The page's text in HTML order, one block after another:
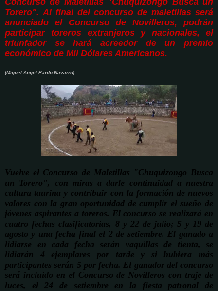
Concurso de Maletillas "Chuquizongo Busca un
Torero". Al final del concurso de maletillas será
anunciado el Concurso de Novilleros, podrán
participar toreros extranjeros y nacionales, el
triunfador se hará acreedor de un premio
económico de Mil Dólares Americanos.
(Miguel Angel Pardo Navarro)
Vuelve el Concurso de Maletillas "Chuquizongo Busca
un Torero", con miras a darle continuidad a nuestra
cultura taurina y contribuir con la formación de nuevos
valores con la gran oportunidad de cumplir el sueño de
jóvenes aspirantes a toreros. El concurso se realizará en
cuatro fechas clasificatorias, 8 y 22 de julio; 5 y 19 de
agosto y una fecha final el 2 de setiembre. El ganado a
lidiarse en cada fecha serán vaquillas de tienta, se
lidiarán 4 ejemplares por tarde y si hubiera más
participantes serán 5 por fecha. El ganador del concurso
será incluido en el Concurso de Novilleros con traje de
luces, el 24 de setiembre en la fiesta patronal de